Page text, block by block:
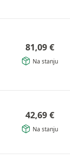
81,09 €
Na stanju
42,69 €
Na stanju